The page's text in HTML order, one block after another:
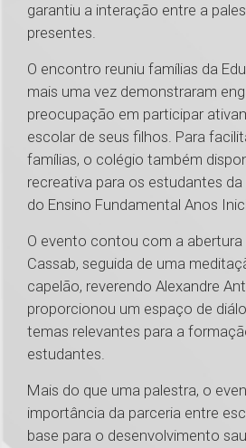
garantiu a interação entre a
presentes.
O encontro reuniu famílias da
mais uma vez demonstraram
preocupação em participar
escolar de seus filhos. Para
famílias, o colégio também
recreativa para os estudantes
do Ensino Fundamental Anos
O evento contou com a abertura
Cassab, seguida de uma
capelão, reverendo Alexandre
proporcionou um espaço de
temas relevantes para a
estudantes.
Mais do que uma palestra, o
importância da parceria entre
base para o desenvolvimento